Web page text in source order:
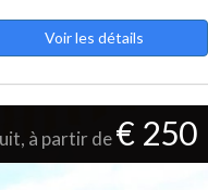
Voir les détails
à partir de€ 250